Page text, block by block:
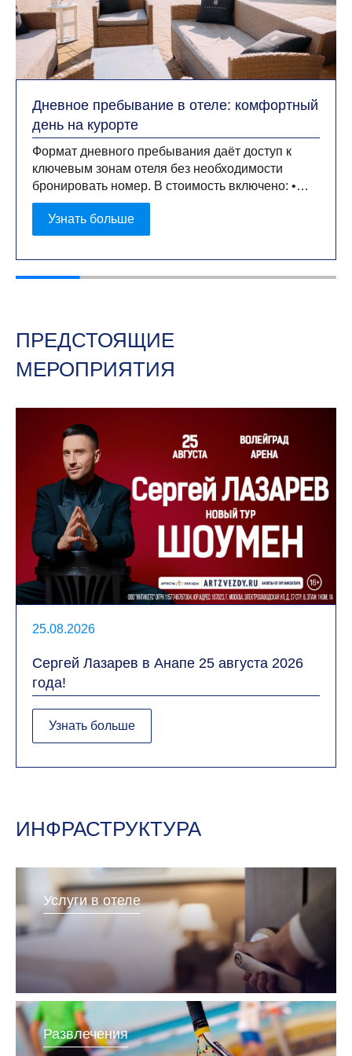
Дневное пребывание в отеле: комфортный
день на курорте
Формат дневного пребывания даёт доступ к
ключевым зонам отеля без необходимости
бронировать номер. В стоимость включено: •
открытый бассейн; • детская игровая площадка.
Стоимость: • взрослый — 2 000 ₽; • ребёнок (6–
12 лет) — 1 000 ₽; • ребёнок до
Узнать больше
ПРЕДСТОЯЩИЕ
МЕРОПРИЯТИЯ
25.08.2026
Сергей Лазарев в Анапе 25 августа 2026
года!
Узнать больше
ИНФРАСТРУКТУРА
Услуги в отеле
Развлечения